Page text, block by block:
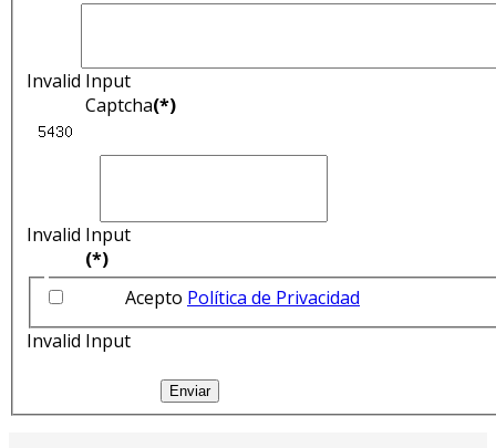
Invalid Input
Captcha(*)
Invalid Input
(*)
Acepto Política de Privacidad
Invalid Input
Enviar